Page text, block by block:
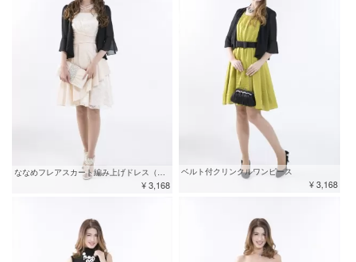
¥ 3,168
ベルト付クリンクルワンピース
¥ 3,168